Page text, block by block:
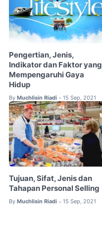
Pengertian, Jenis,
Indikator dan Faktor yang
Mempengaruhi Gaya
Hidup
By Muchlisin Riadi • 15 Sep, 2021
Tujuan, Sifat, Jenis dan
Tahapan Personal Selling
By Muchlisin Riadi • 15 Sep, 2021